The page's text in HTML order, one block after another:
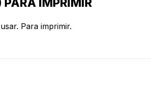
Para imprimir.